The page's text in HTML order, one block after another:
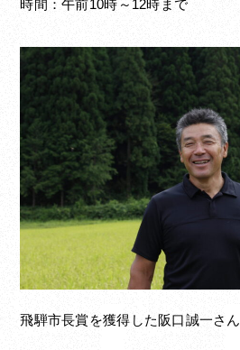
時間：午前10時～12時まで
飛騨市長賞を獲得した阪口誠一さん